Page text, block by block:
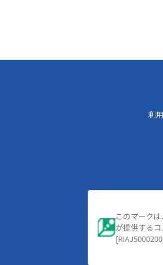
利
このマーク
が提供する